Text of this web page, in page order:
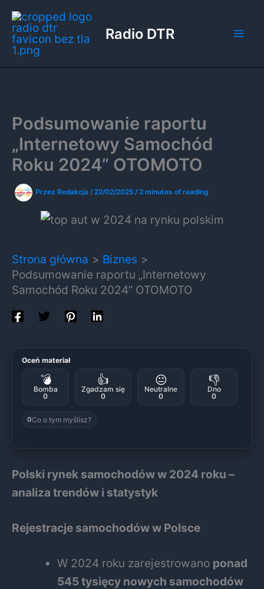
Przejdź
do
treści
Radio DTR
Podsumowanie raportu
„Internetowy Samochód
Roku 2024” OTOMOTO
Przez Redakcja /22/02/2025 /2 minutes of reading
Strona główna
Biznes
Podsumowanie raportu „Internetowy
Samochód Roku 2024” OTOMOTO
Oceń materiał
💣
Bomba
0
👍
Zgadzam się
0
😐
Neutralne
0
👎
Dno
0
0Co o tym myślisz?
Polski rynek samochodów w 2024 roku –
analiza trendów i statystyk
Rejestracje samochodów w Polsce
W 2024 roku zarejestrowano ponad
545 tysięcy nowych samochodów